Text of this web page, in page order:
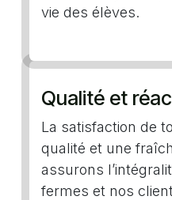
vie des élèves.
Qualité et
La satisfaction de
qualité et une
assurons
fermes et nos